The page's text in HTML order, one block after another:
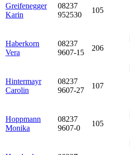
Greifenegger
Karin
08237
952530
105
Haberkorn
Vera
08237
9607-15
206
Hintermayr
Carolin
08237
9607-27
107
Hoppmann
Monika
08237
9607-0
105